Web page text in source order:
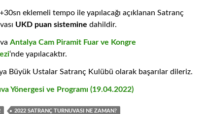
eklemeli tempo ile yapılacağı açıklanan Satranç
UKD puan sistemine dahildir.
Antalya Cam Piramit Fuar ve Kongre
‘nde yapılacaktır.
Büyük Ustalar Satranç Kulübü olarak başarılar dileriz.
Yönergesi ve Programı (19.04.2022)
2022 SATRANÇ TURNUVASI NE ZAMAN?